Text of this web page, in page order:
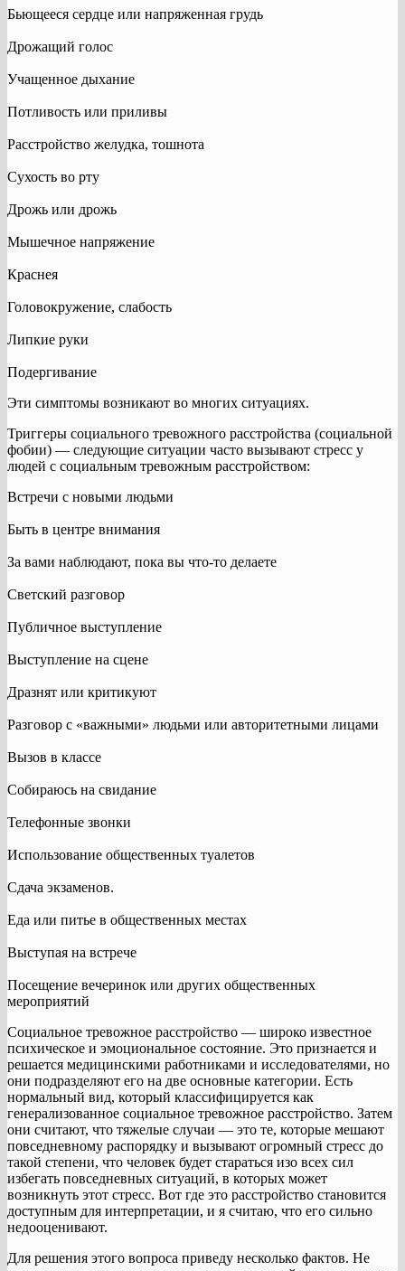
Бьющееся сердце или напряженная грудь
Дрожащий голос
Учащенное дыхание
Потливость или приливы
Расстройство желудка, тошнота
Сухость во рту
Дрожь или дрожь
Мышечное напряжение
Краснея
Головокружение, слабость
Липкие руки
Подергивание
Эти симптомы возникают во многих ситуациях.
Триггеры социального тревожного расстройства (социальной
фобии) — следующие ситуации часто вызывают стресс у
людей с социальным тревожным расстройством:
Встречи с новыми людьми
Быть в центре внимания
За вами наблюдают, пока вы что-то делаете
Светский разговор
Публичное выступление
Выступление на сцене
Дразнят или критикуют
Разговор с «важными» людьми или авторитетными лицами
Вызов в классе
Собираюсь на свидание
Телефонные звонки
Использование общественных туалетов
Сдача экзаменов.
Еда или питье в общественных местах
Выступая на встрече
Посещение вечеринок или других общественных
мероприятий
Социальное тревожное расстройство — широко известное
психическое и эмоциональное состояние. Это признается и
решается медицинскими работниками и исследователями, но
они подразделяют его на две основные категории. Есть
нормальный вид, который классифицируется как
генерализованное социальное тревожное расстройство. Затем
они считают, что тяжелые случаи — это те, которые мешают
повседневному распорядку и вызывают огромный стресс до
такой степени, что человек будет стараться изо всех сил
избегать повседневных ситуаций, в которых может
возникнуть этот стресс. Вот где это расстройство становится
доступным для интерпретации, и я считаю, что его сильно
недооценивают.
Для решения этого вопроса приведу несколько фактов. Не